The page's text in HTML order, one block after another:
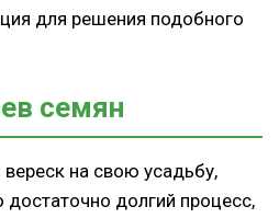
для решения подобного
семян
на свою усадьбу,
достаточно долгий процесс,